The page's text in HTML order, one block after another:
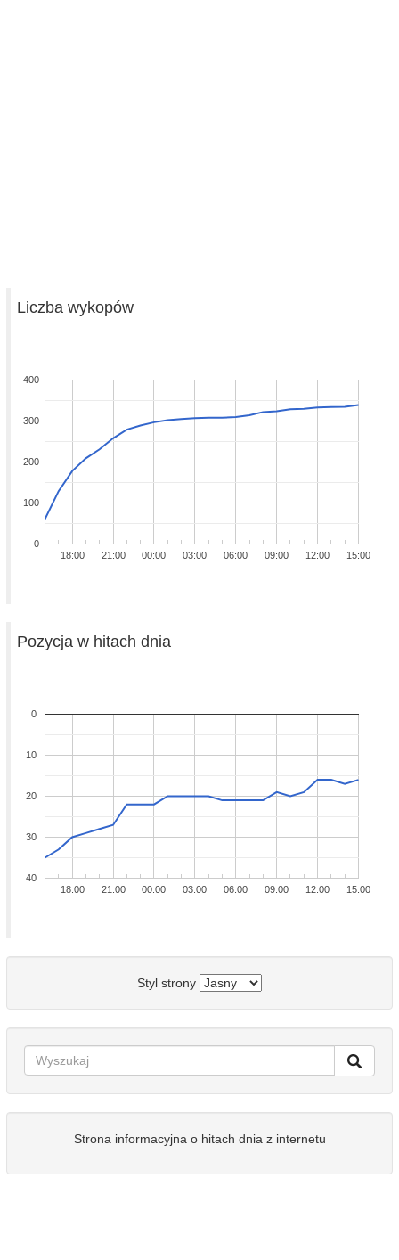
Liczba wykopów
18:00 21:00 00:00 03:00 06:00 09:00 12:00 15:00
0
100
200
300
400
Pozycja w hitach dnia
18:00 21:00 00:00 03:00 06:00 09:00 12:00 15:00
0
10
20
30
40
Styl strony
Strona informacyjna o hitach dnia z internetu